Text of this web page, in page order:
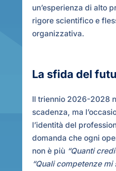
un’esperienza di alto
rigore scientifico e
organizzativa.
La sfida del
Il triennio 2026-2028
scadenza, ma
l’identità del
domanda che ogni
non è più “Quanti
“Quali competenze mi